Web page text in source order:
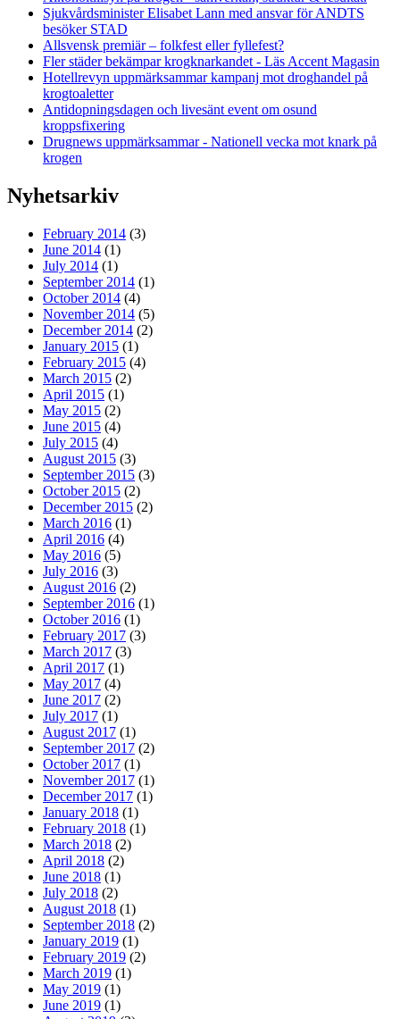
Sjukvårdsminister Elisabet Lann med ansvar för ANDTS
besöker STAD
Allsvensk premiär – folkfest eller fyllefest?
Fler städer bekämpar krogknarkandet - Läs Accent Magasin
Hotellrevyn uppmärksammar kampanj mot droghandel på
krogtoaletter
Antidopningsdagen och livesänt event om osund
kroppsfixering
Drugnews uppmärksammar - Nationell vecka mot knark på
krogen
Nyhetsarkiv
February 2014 (3)
June 2014 (1)
July 2014 (1)
September 2014 (1)
October 2014 (4)
November 2014 (5)
December 2014 (2)
January 2015 (1)
February 2015 (4)
March 2015 (2)
April 2015 (1)
May 2015 (2)
June 2015 (4)
July 2015 (4)
August 2015 (3)
September 2015 (3)
October 2015 (2)
December 2015 (2)
March 2016 (1)
April 2016 (4)
May 2016 (5)
July 2016 (3)
August 2016 (2)
September 2016 (1)
October 2016 (1)
February 2017 (3)
March 2017 (3)
April 2017 (1)
May 2017 (4)
June 2017 (2)
July 2017 (1)
August 2017 (1)
September 2017 (2)
October 2017 (1)
November 2017 (1)
December 2017 (1)
January 2018 (1)
February 2018 (1)
March 2018 (2)
April 2018 (2)
June 2018 (1)
July 2018 (2)
August 2018 (1)
September 2018 (2)
January 2019 (1)
February 2019 (2)
March 2019 (1)
May 2019 (1)
June 2019 (1)